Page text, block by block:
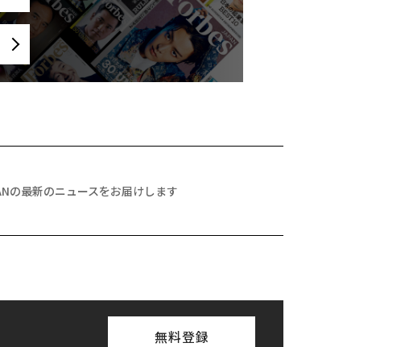
の最新のニュースをお届けします
無料登録